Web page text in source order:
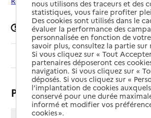
Signaler une erreur
Sommaire
Présentation
nous utilisons des traceurs et des
statistiques, vous faire profiter
Des cookies sont utilisés dans le
évaluer la performance des
personnalisée en fonction de
savoir plus, consultez la partie
Si vous cliquez sur « Tout
partenaires déposeront ces
navigation. Si vous cliquez sur «
déposés. Si vous cliquez sur «
l’implantation de cookies
conservé pour une durée
informé et modifier vos
cookies ».